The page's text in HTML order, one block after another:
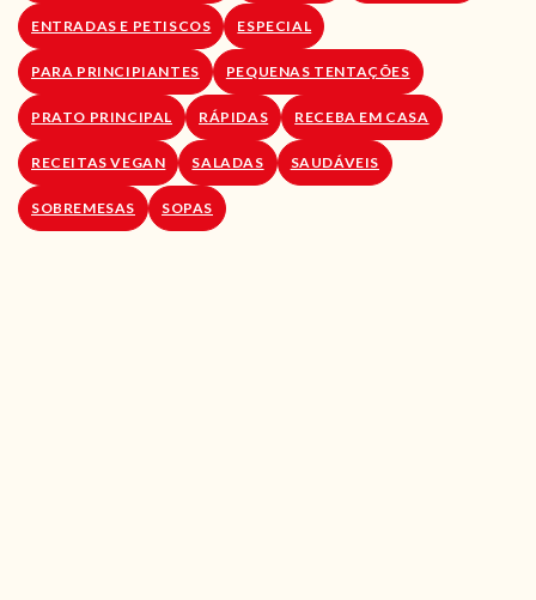
BLOG
ENTRADAS E PETISCOS ESPECIAL
PARA PRINCIPIANTES PEQUENAS TENTAÇÕES
PRATO PRINCIPAL RÁPIDAS RECEBA EM CASA
RECEITAS VEGAN SALADAS SAUDÁVEIS
SOBREMESAS SOPAS